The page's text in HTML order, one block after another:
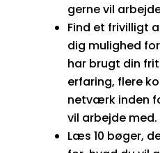
gerne vil
Find et frivilligt
dig mulighed
har brugt din
erfaring, flere
netværk inden
vil arbejde med.
Læs 10 bøger,